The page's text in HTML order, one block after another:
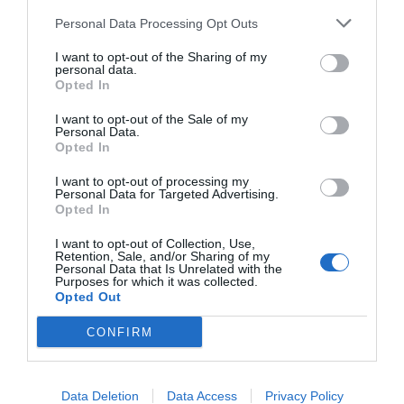
Personal Data Processing Opt Outs
I want to opt-out of the Sharing of my
personal data.
Opted In
I want to opt-out of the Sale of my
Personal Data.
Opted In
I want to opt-out of processing my
Personal Data for Targeted Advertising.
Opted In
I want to opt-out of Collection, Use,
Retention, Sale, and/or Sharing of my
Personal Data that Is Unrelated with the
Purposes for which it was collected.
Opted Out
CONFIRM
Data Deletion Data Access Privacy Policy
Limassol ma wiele do zaoferowania turystom. Od
starożytnych ruin Kourion i Amathus, przez
majestatyczny zamek, aż po nowoczesną marinę –
względu na to, czy jesteś miłośnikiem historii,
kultury, czy po prostu chcesz odpocząć na plaży,
Limassol to doskonałe miejsce na wakacje.
Planowanie wizyty
Aby maksymalnie wykorzystać czas spędzony w
Limassol, warto zaplanować swoją wizytę. Możesz
wynająć samochód, co ułatwi zwiedzanie okolicy,
lub skorzystać z lokalnych wycieczek, które oferują
wygodne przejazdy do głównych atrakcji. Nie
zapomnij zabrać ze sobą aparatu, by uwiecznić